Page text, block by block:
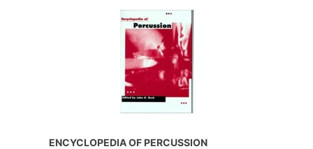
ENCYCLOPEDIA OF PERCUSSION